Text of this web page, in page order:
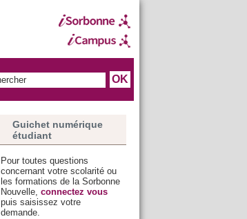
Guichet numérique
étudiant
Pour toutes questions
concernant votre scolarité ou
les formations de la Sorbonne
Nouvelle, connectez vous
puis saisissez votre
demande.